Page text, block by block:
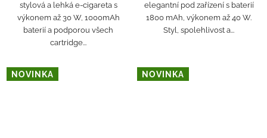
stylová a lehká e-cigareta s
výkonem až 30 W, 1000mAh
baterií a podporou všech
cartridge...
elegantní pod zařízení s baterií
1800 mAh, výkonem až 40 W.
Styl, spolehlivost a...
NOVINKA NOVINKA